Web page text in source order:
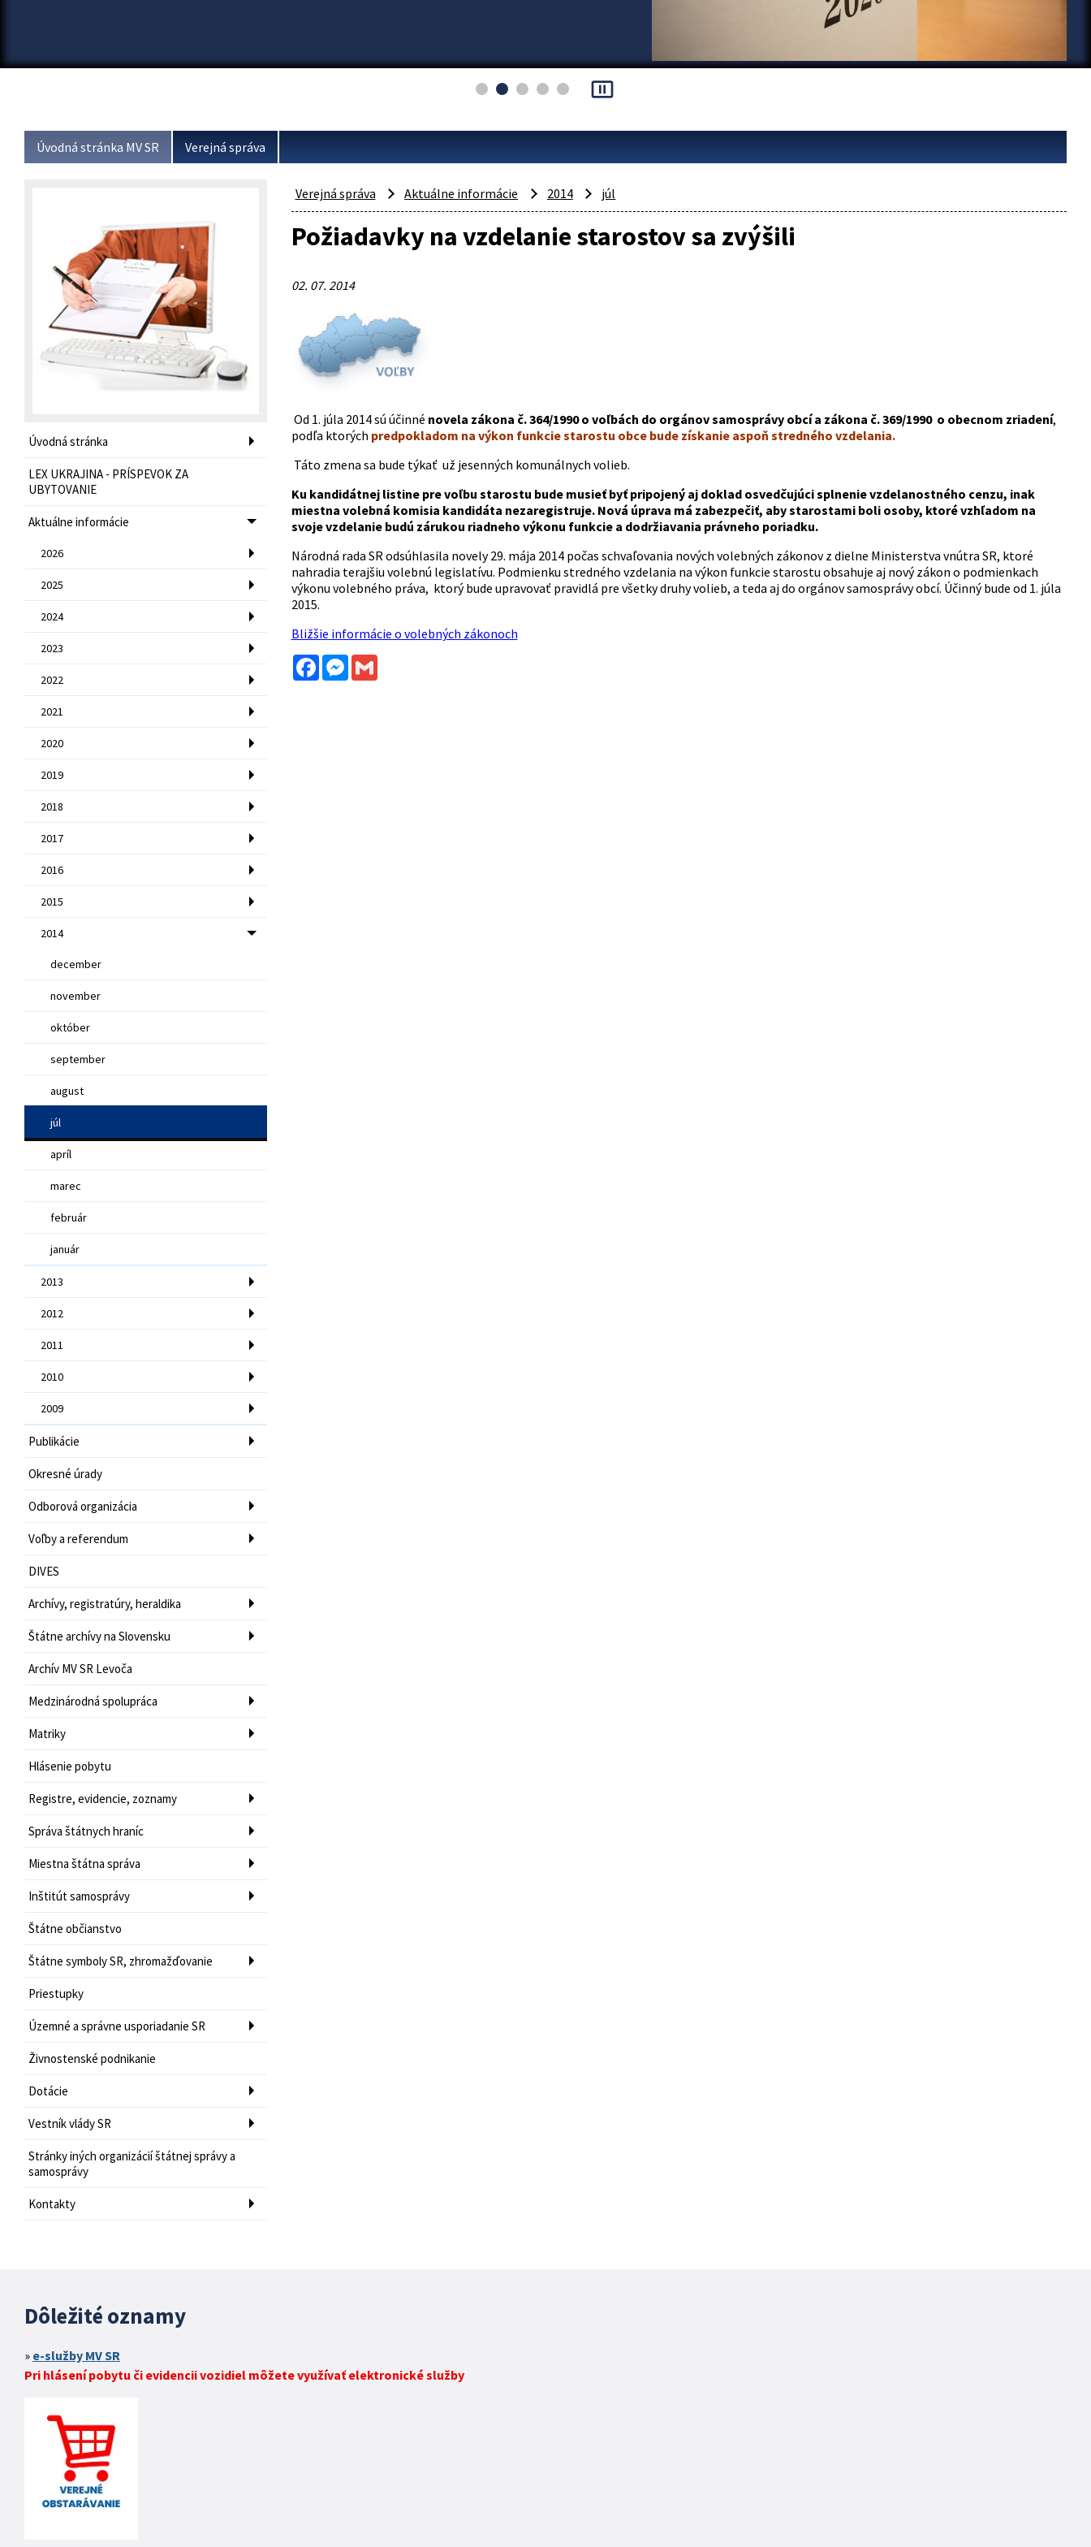
pause_presentation
Úvodná stránka MV SR Verejná správa
Úvodná stránka
LEX UKRAJINA - PRÍSPEVOK ZA
UBYTOVANIE
Aktuálne informácie
2026
2025
2024
2023
2022
2021
2020
2019
2018
2017
2016
2015
2014
december
november
október
september
august
júl
apríl
marec
február
január
2013
2012
2011
2010
2009
Publikácie
Okresné úrady
Odborová organizácia
Voľby a referendum
DIVES
Archívy, registratúry, heraldika
Štátne archívy na Slovensku
Archív MV SR Levoča
Medzinárodná spolupráca
Matriky
Hlásenie pobytu
Registre, evidencie, zoznamy
Správa štátnych hraníc
Miestna štátna správa
Inštitút samosprávy
Štátne občianstvo
Štátne symboly SR, zhromažďovanie
Priestupky
Územné a správne usporiadanie SR
Živnostenské podnikanie
Dotácie
Vestník vlády SR
Stránky iných organizácií štátnej správy a
samosprávy
Kontakty
Verejná správa Aktuálne informácie 2014 júl
Požiadavky na vzdelanie starostov sa zvýšili
02. 07. 2014
Od 1. júla 2014 sú účinné novela zákona č. 364/1990 o voľbách do orgánov samosprávy obcí a zákona č. 369/1990 o obecnom zriadení,
podľa ktorých predpokladom na výkon funkcie starostu obce bude získanie aspoň stredného vzdelania.
Táto zmena sa bude týkať už jesenných komunálnych volieb.
Ku kandidátnej listine pre voľbu starostu bude musieť byť pripojený aj doklad osvedčujúci splnenie vzdelanostného cenzu, inak
miestna volebná komisia kandidáta nezaregistruje. Nová úprava má zabezpečiť, aby starostami boli osoby, ktoré vzhľadom na
svoje vzdelanie budú zárukou riadneho výkonu funkcie a dodržiavania právneho poriadku.
Národná rada SR odsúhlasila novely 29. mája 2014 počas schvaľovania nových volebných zákonov z dielne Ministerstva vnútra SR, ktoré
nahradia terajšiu volebnú legislatívu. Podmienku stredného vzdelania na výkon funkcie starostu obsahuje aj nový zákon o podmienkach
výkonu volebného práva, ktorý bude upravovať pravidlá pre všetky druhy volieb, a teda aj do orgánov samosprávy obcí. Účinný bude od 1. júla
2015.
Bližšie informácie o volebných zákonoch
FacebookMessenger
Gmail
Dôležité oznamy
e-služby MV SR
Pri hlásení pobytu či evidencii vozidiel môžete využívať elektronické služby